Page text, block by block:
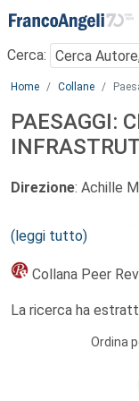
Menu
Cerca:
Main content
Home Collane
PAESAGGI:
Direzione: Achille
Comitato
Di Carlo, Ioannis
Nucleo della
il tema del
Convenzione
(leggi tutto)
Collana Peer
La ricerca ha
Ordina